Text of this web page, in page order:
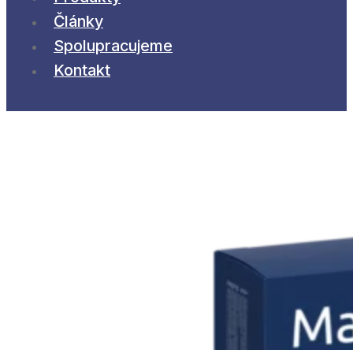
Články
Spolupracujeme
Kontakt